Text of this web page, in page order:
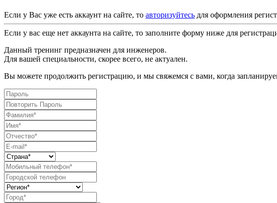
Если у Вас уже есть аккаунт на сайте, то авторизуйтесь для оформления
Если у вас еще нет аккаунта на сайте, то заполните форму ниже для
Данный тренинг предназначен для инженеров.
Для вашей специальности, скорее всего, не актуален.
Вы можете продолжить регистрацию, и мы свяжемся с вами, когда